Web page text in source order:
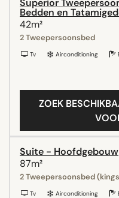
Bedden en
42m²
2 Tweepersoonsbed
Tv Airconditioning
ZOEK
Suite - Hoofdgebouw
87m²
2 Tweepersoonsbed
Tv Airconditioning